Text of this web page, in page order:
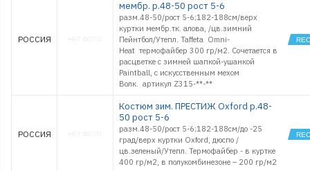
РОССИЯ
мембр. р.48-50 рост 5-6
разм.48-50/рост 5-6;182-188см/верх
куртки мембр.тк. алова, /цв.зимний
Пейнтбол/Утепл. Taffeta Omni-
Heat термофайбер 300 гр/м2. Сочетается в
расцветке с зимней шапкой-ушанкой
Paintball, с искусственным мехом
Волк. артикул Z315-**-**
РОССИЯ
Костюм зим. ПРЕСТИЖ Oxford р.48-
50 рост 5-6
разм.48-50/рост 5-6;182-188см/до -25
град/верх куртки Oxford, дюспо /
цв.зеленый/Утепл. Термофайбер - в куртке
400 гр/м2, в полукомбинезоне – 200 гр/м2